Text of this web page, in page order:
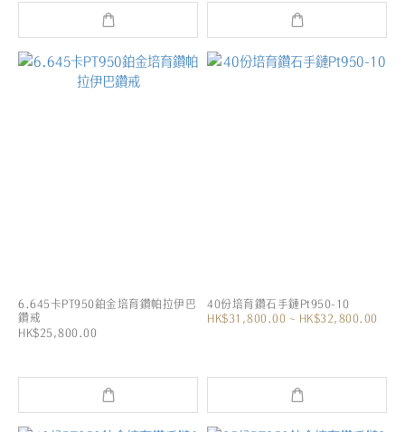
6.645卡PT950鉑金培育鑽帕拉伊巴
鑽戒
HK$25,800.00
40份培育鑽石手鏈Pt950-10
HK$31,800.00 ~ HK$32,800.00